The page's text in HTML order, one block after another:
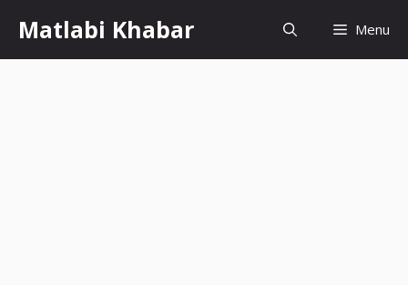
content
Matlabi Khabar Menu